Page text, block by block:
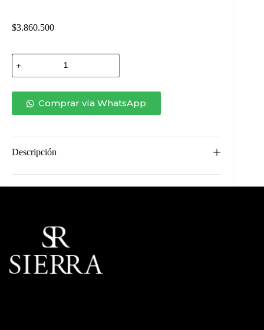
$3.860.500
CANTO
RIVIERA
RECLINABLE
Comprar vía WhatsApp
Descripción